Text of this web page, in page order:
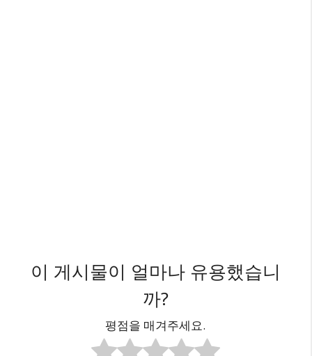
이 게시물이 얼마나 유용했습니
까?
평점을 매겨주세요.